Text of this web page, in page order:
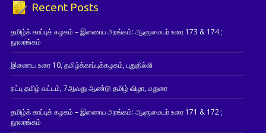
Recent Posts
தமிழ்க் காப்புக் கழகம் – இணைய அரங்கம்: ஆளுமையர் உரை 173 & 174 ;
நூலரங்கம்
இணைய உரை 10, தமிழ்க்காப்புக்கழகம், புதுதில்லி
நட்பு தமிழ் வட்டம், 7ஆவது ஆண்டு தமிழ் விழா, மதுரை
தமிழ்க் காப்புக் கழகம் – இணைய அரங்கம்: ஆளுமையர் உரை 171 & 172 ;
நூலரங்கம்